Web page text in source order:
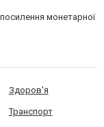
монетарної
Здоров'я
Транспорт